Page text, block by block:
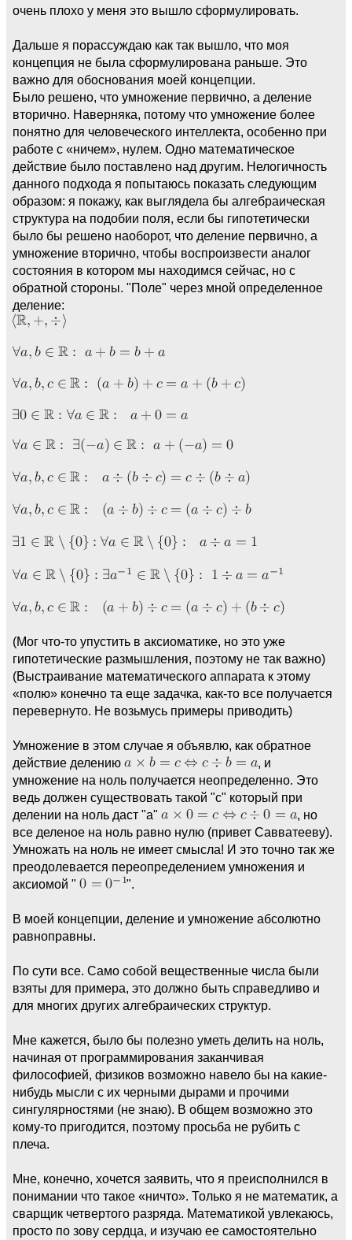
очень плохо у меня это вышло сформулировать.
Дальше я порассуждаю как так вышло, что моя
концепция не была сформулирована раньше. Это
важно для обоснования моей концепции.
Было решено, что умножение первично, а деление
вторично. Наверняка, потому что умножение более
понятно для человеческого интеллекта, особенно при
работе с «ничем», нулем. Одно математическое
действие было поставлено над другим. Нелогичность
данного подхода я попытаюсь показать следующим
образом: я покажу, как выглядела бы алгебраическая
структура на подобии поля, если бы гипотетически
было бы решено наоборот, что деление первично, а
умножение вторично, чтобы воспроизвести аналог
состояния в котором мы находимся сейчас, но с
обратной стороны. "Поле" через мной определенное
деление:
(Мог что-то упустить в аксиоматике, но это уже
гипотетические размышления, поэтому не так важно)
(Выстраивание математического аппарата к этому
«полю» конечно та еще задачка, как-то все получается
перевернуто. Не возьмусь примеры приводить)
Умножение в этом случае я объявлю, как обратное
действие делению
, и
умножение на ноль получается неопределенно. Это
ведь должен существовать такой "с" который при
делении на ноль даст "a"
, но
все деленое на ноль равно нулю (привет Савватееву).
Умножать на ноль не имеет смысла! И это точно так же
преодолевается переопределением умножения и
аксиомой "
".
В моей концепции, деление и умножение абсолютно
равноправны.
По сути все. Само собой вещественные числа были
взяты для примера, это должно быть справедливо и
для многих других алгебраических структур.
Мне кажется, было бы полезно уметь делить на ноль,
начиная от программирования заканчивая
философией, физиков возможно навело бы на какие-
нибудь мысли с их черными дырами и прочими
сингулярностями (не знаю). В общем возможно это
кому-то пригодится, поэтому просьба не рубить с
плеча.
Мне, конечно, хочется заявить, что я преисполнился в
понимании что такое «ничто». Только я не математик, а
сварщик четвертого разряда. Математикой увлекаюсь,
просто по зову сердца, и изучаю ее самостоятельно